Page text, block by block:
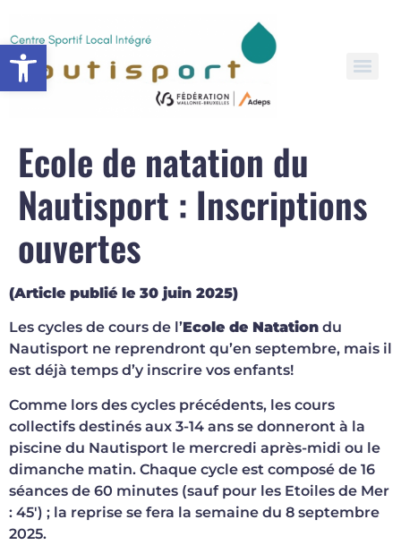
Open toolbar
Ecole de natation du
Nautisport : Inscriptions
ouvertes
(Article publié le 30 juin 2025)
Les cycles de cours de l’Ecole de Natation du
Nautisport ne reprendront qu’en septembre, mais il
est déjà temps d’y inscrire vos enfants!
Comme lors des cycles précédents, les cours
collectifs destinés aux 3-14 ans se donneront à la
piscine du Nautisport le mercredi après-midi ou le
dimanche matin. Chaque cycle est composé de 16
séances de 60 minutes (sauf pour les Etoiles de Mer
: 45′) ; la reprise se fera la semaine du 8 septembre
2025.